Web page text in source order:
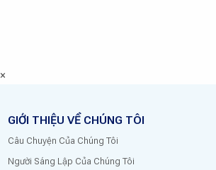
×
GIỚI THIỆU VỀ CHÚNG TÔI
Câu Chuyện Của Chúng Tôi
Người Sáng Lập Của Chúng Tôi